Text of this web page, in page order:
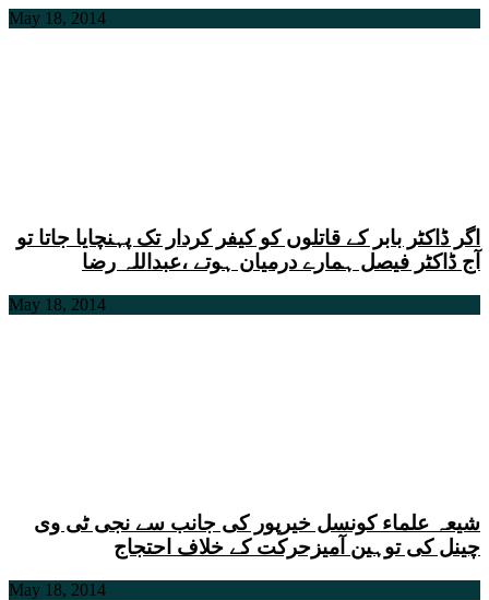
May 18, 2014
اگر ڈاکٹر بابر کے قاتلوں کو کیفر کردار تک پہنچایا جاتا تو
آج ڈاکٹر فیصل ہمارے درمیان ہوتے ،عبداللہ رضا
May 18, 2014
شیعہ علماء کونسل خیرپور کی جانب سے نجی ٹی وی
چینل کی توہین آمیزحرکت کے خلاف احتجاج
May 18, 2014